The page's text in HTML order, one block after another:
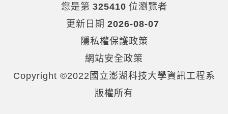
您是第 325410 位瀏覽者
更新日期 2026-08-07
隱私權保護政策
網站安全政策
Copyright ©2022國立澎湖科技大學資訊工程系
版權所有